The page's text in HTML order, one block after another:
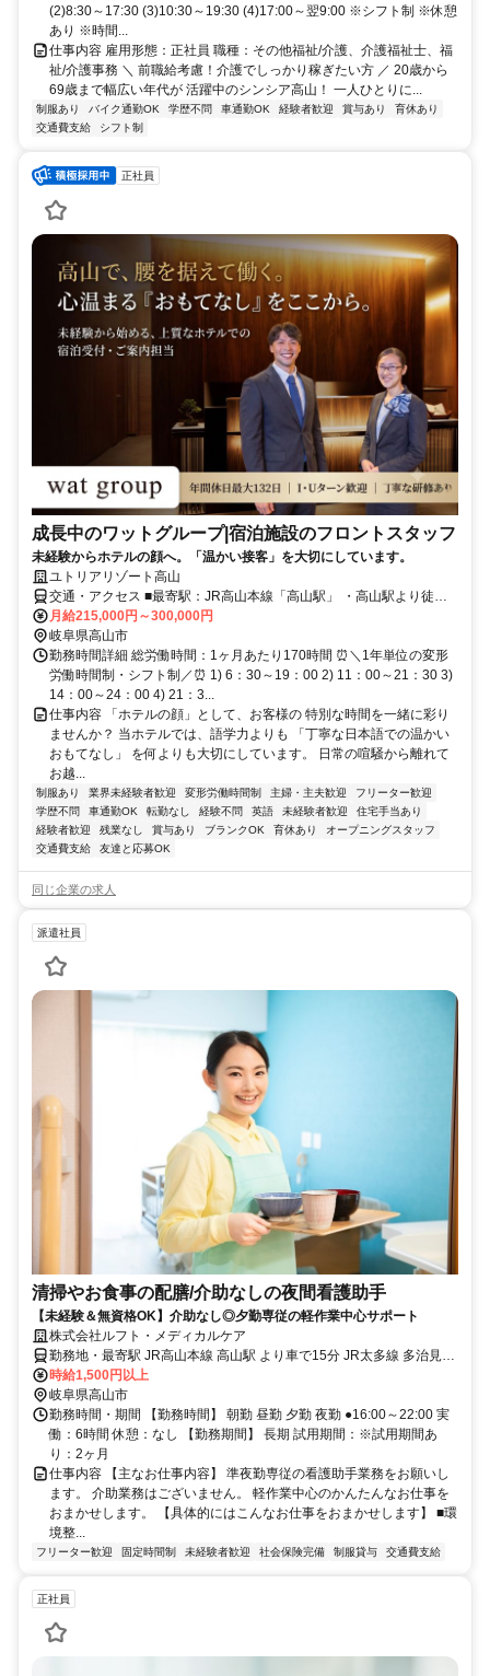
(2)8:30～17:30 (3)10:30～19:30 (4)17:00～翌9:00 ※シフト制 ※休憩
あり ※時間...
仕事内容 雇用形態：正社員 職種：その他福祉/介護、介護福祉士、福
祉/介護事務 ＼ 前職給考慮！介護でしっかり稼ぎたい方 ／ 20歳から
69歳まで幅広い年代が 活躍中のシンシア高山！ 一人ひとりに...
制服あり バイク通勤OK 学歴不問 車通勤OK 経験者歓迎 賞与あり
育休あり
交通費支給
シフト制
正社員
成長中のワットグループ|宿泊施設のフロントスタッフ
未経験からホテルの顔へ。「温かい接客」を大切にしています。
ユトリアリゾート高山
交通・アクセス ■最寄駅：JR高山本線「高山駅」 ・高山駅より徒歩
約10分 ・自動車通勤可（駐車場あり）
月給215,000円～300,000円
岐阜県高山市
勤務時間詳細 総労働時間：1ヶ月あたり170時間 ⏰＼1年単位の変形
労働時間制・シフト制／⏰ 1) 6：30～19：00 2) 11：00～21：30 3)
14：00～24：00 4) 21：3...
仕事内容 「ホテルの顔」として、お客様の 特別な時間を一緒に彩り
ませんか？ 当ホテルでは、語学力よりも 「丁寧な日本語での温かい
おもてなし」 を何よりも大切にしています。 日常の喧騒から離れて
お越...
制服あり 業界未経験者歓迎 変形労働時間制 主婦・主夫歓迎
フリーター歓迎
学歴不問
車通勤OK 転勤なし 経験不問 英語 未経験者歓迎
住宅手当あり
経験者歓迎
残業なし 賞与あり ブランクOK 育休あり
オープニングスタッフ
交通費支給
友達と応募OK
同じ企業の求人
派遣社員
清掃やお食事の配膳/介助なしの夜間看護助手
【未経験＆無資格OK】介助なし◎夕勤専従の軽作業中心サポート
株式会社ルフト・メディカルケア
勤務地・最寄駅 JR高山本線 高山駅 より車で15分 JR太多線 多治見駅
※車・バイク通勤OK！(無料駐車場完備)
時給1,500円以上
岐阜県高山市
勤務時間・期間 【勤務時間】 朝勤 昼勤 夕勤 夜勤 ●16:00～22:00 実
働：6時間 休憩：なし 【勤務期間】 長期 試用期間：※試用期間あ
り：2ヶ月
仕事内容 【主なお仕事内容】 準夜勤専従の看護助手業務をお願いし
ます。 介助業務はございません。 軽作業中心のかんたんなお仕事を
おまかせします。 【具体的にはこんなお仕事をおまかせします】 ■環
境整...
フリーター歓迎 固定時間制 未経験者歓迎 社会保険完備 制服貸与 交通費支給
正社員